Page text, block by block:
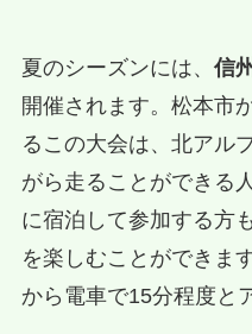
夏のシーズンには、 信
開催されます。松本市
るこの大会は、北アル
がら走ることができる
に宿泊して参加する方
を楽しむことができま
から電車で15分程度と